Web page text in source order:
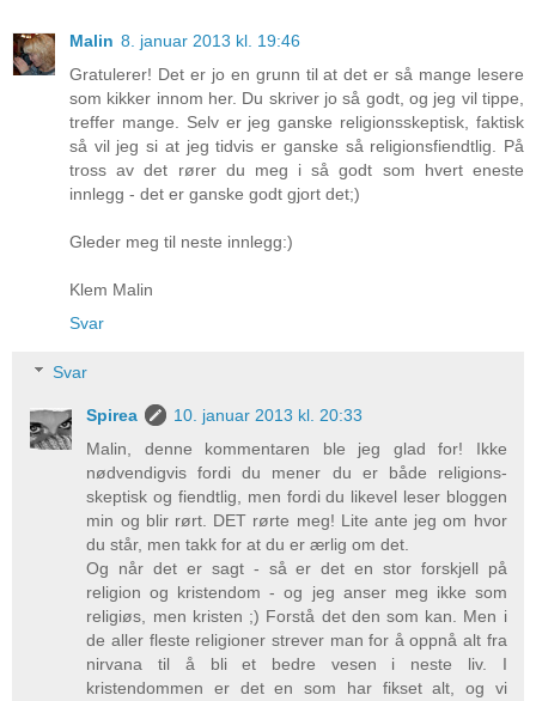
Malin 8. januar 2013 kl. 19:46
Gratulerer! Det er jo en grunn til at det er så mange lesere
som kikker innom her. Du skriver jo så godt, og jeg vil tippe,
treffer mange. Selv er jeg ganske religionsskeptisk, faktisk
så vil jeg si at jeg tidvis er ganske så religionsfiendtlig. På
tross av det rører du meg i så godt som hvert eneste
innlegg - det er ganske godt gjort det;)
Gleder meg til neste innlegg:)
Klem Malin
Svar
Svar
Spirea
10. januar 2013 kl. 20:33
Malin, denne kommentaren ble jeg glad for! Ikke
nødvendigvis fordi du mener du er både religions-
skeptisk og fiendtlig, men fordi du likevel leser bloggen
min og blir rørt. DET rørte meg! Lite ante jeg om hvor
du står, men takk for at du er ærlig om det.
Og når det er sagt - så er det en stor forskjell på
religion og kristendom - og jeg anser meg ikke som
religiøs, men kristen ;) Forstå det den som kan. Men i
de aller fleste religioner strever man for å oppnå alt fra
nirvana til å bli et bedre vesen i neste liv. I
kristendommen er det en som har fikset alt, og vi